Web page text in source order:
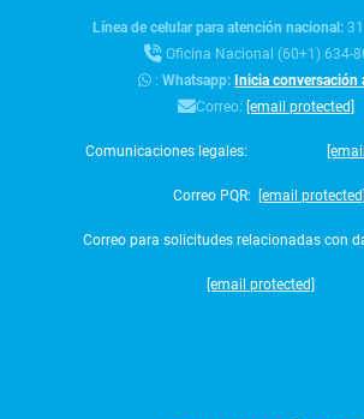
Línea de celular para atención nacional:
Oficina Nacional (60+1) 634-
:Whatsapp: Inicia conversación
Correo: [email protected]
Comunicaciones legales:
Correo PQR: [email protected]
Correo para solicitudes relacionadas con
[email protected]